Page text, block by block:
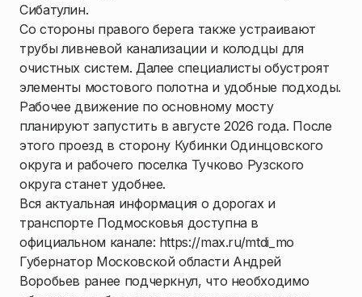
Сибатулин.
Со стороны правого берега также устраивают
трубы ливневой канализации и колодцы для
очистных систем. Далее специалисты обустроят
элементы мостового полотна и удобные подходы.
Рабочее движение по основному мосту
планируют запустить в августе 2026 года. После
этого проезд в сторону Кубинки Одинцовского
округа и рабочего поселка Тучково Рузского
округа станет удобнее.
Вся актуальная информация о дорогах и
транспорте Подмосковья доступна в
официальном канале: https://max.ru/mtdi_mo
Губернатор Московской области Андрей
Воробьев ранее подчеркнул, что необходимо